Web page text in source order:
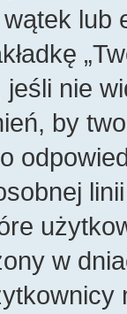
lub
jeśli nie
by
w